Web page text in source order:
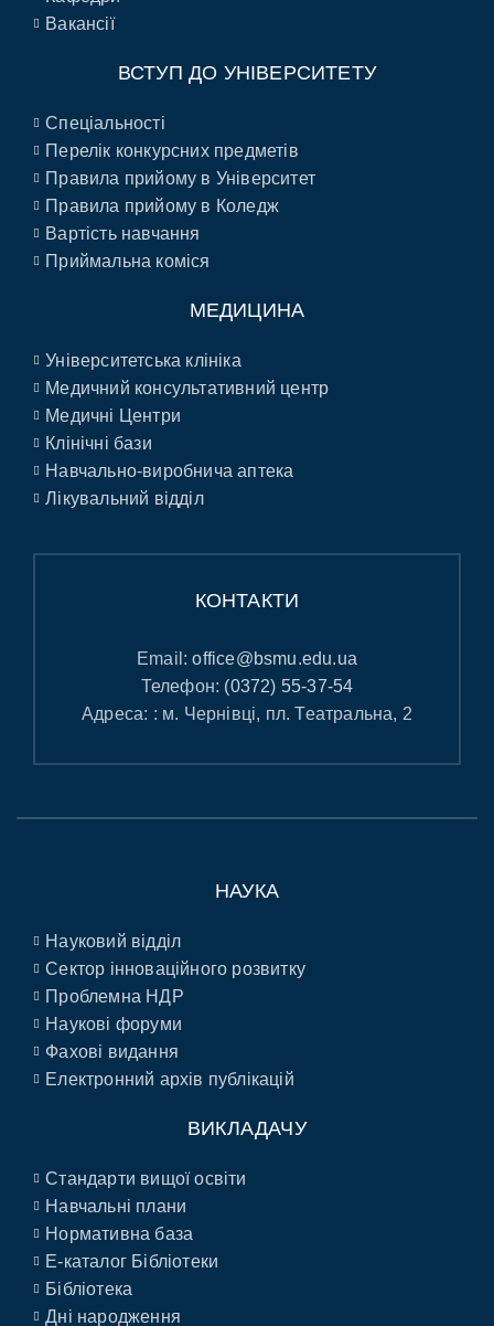
Вакансії
ВСТУП ДО УНІВЕРСИТЕТУ
Спеціальності
Перелік конкурсних предметів
Правила прийому в Університет
Правила прийому в Коледж
Вартість навчання
Приймальна коміся
МЕДИЦИНА
Університетська клініка
Медичний консультативний центр
Медичні Центри
Клінічні бази
Навчально-виробнича аптека
Лікувальний відділ
КОНТАКТИ
Email:office@bsmu.edu.ua
Телефон: (0372) 55-37-54
Адреса: : м. Чернівці, пл. Театральна, 2
НАУКА
Науковий відділ
Сектор інноваційного розвитку
Проблемна НДР
Наукові форуми
Фахові видання
Електронний архів публікацій
ВИКЛАДАЧУ
Стандарти вищої освіти
Навчальні плани
Нормативна база
E-каталог Бібліотеки
Бібліотека
Дні народження